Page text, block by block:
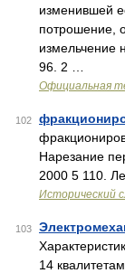
изменившей
потрошение,
измельчение
96. 2 …
Официальная
102
Нарезание
2000 5 110.
Исторический
103
14